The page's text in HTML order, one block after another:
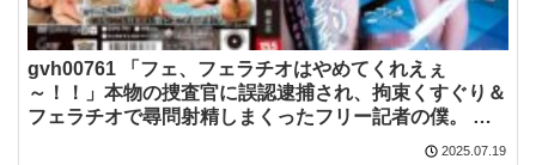
gvh00761 「フェ、フェラチオはやめてくれえぇ
～！！」本物の捜査官に誤認逮捕され、拘束くすぐり＆
フェラチオで尋問射精しまくったフリー記者の僕。 橘
2025.07.19